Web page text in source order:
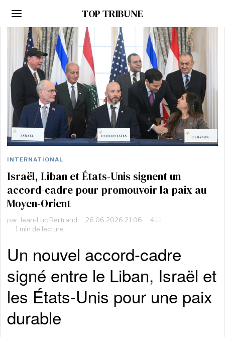
TOP TRIBUNE
INTERNATIONAL
Israël, Liban et États-Unis signent un
accord-cadre pour promouvoir la paix au
Moyen-Orient
par Jean-Luc Bertrand 26.06.2026 21:06
4
1 min de lecture
Un nouvel accord-cadre
signé entre le Liban, Israël et
les États-Unis pour une paix
durable